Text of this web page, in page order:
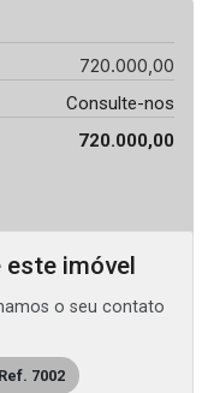
720.000,00
Consulte-nos
720.000,00
este imóvel
o seu contato
Ref. 7002